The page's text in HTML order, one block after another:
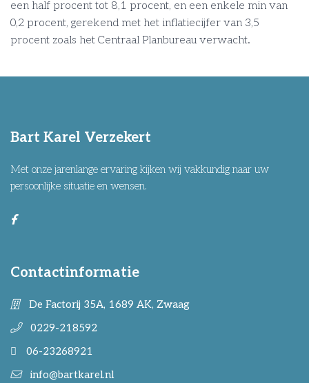
een half procent tot 8,1 procent, en een enkele min van
0,2 procent, gerekend met het inflatiecijfer van 3,5
procent zoals het Centraal Planbureau verwacht.
Bart Karel Verzekert
Met onze jarenlange ervaring kijken wij vakkundig naar uw
persoonlijke situatie en wensen.
Contactinformatie
De Factorij 35A, 1689 AK, Zwaag
0229-218592
06-23268921
info@bartkarel.nl